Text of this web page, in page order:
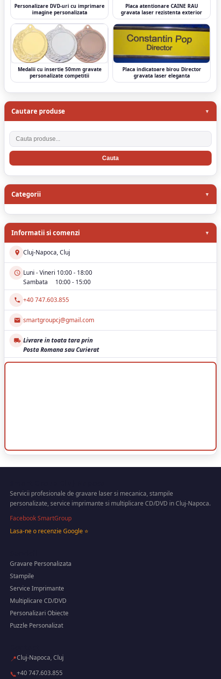
Cautare produse
Cauta produse
Categorii
Informatii si comenzi
Cluj-Napoca, Cluj
Luni - Vineri 10:00 - 18:00
Sambata 10:00 - 15:00
+40 747.603.855
smartgroupcj@gmail.com
Livrare in toata tara prin
Posta Romana sau Curierat
Personalizare DVD-uri cu imprimare
imagine personalizata
Placa atentionare CAINE RAU
gravata laser rezistenta exterior
Medalii cu insertie 50mm gravate
personalizate competitii
Placa indicatoare birou Director
gravata laser eleganta
Servicii profesionale de gravare laser si mecanica, stampile
personalizate, service imprimante si multiplicare CD/DVD in Cluj-Napoca.
Facebook SmartGroup
Lasa-ne o recenzie Google ⭐
Gravare Personalizata
Stampile
Service Imprimante
Multiplicare CD/DVD
Personalizari Obiecte
Puzzle Personalizat
📍Cluj-Napoca, Cluj
📞+40 747.603.855